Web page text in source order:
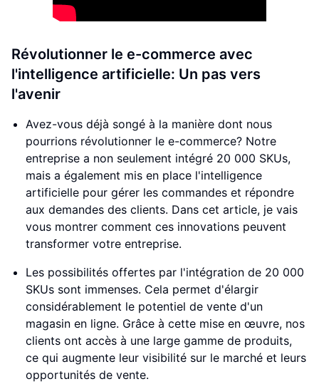
Révolutionner le e-commerce avec
l'intelligence artificielle: Un pas vers
l'avenir
Avez-vous déjà songé à la manière dont nous
pourrions révolutionner le e-commerce? Notre
entreprise a non seulement intégré 20 000 SKUs,
mais a également mis en place l'intelligence
artificielle pour gérer les commandes et répondre
aux demandes des clients. Dans cet article, je vais
vous montrer comment ces innovations peuvent
transformer votre entreprise.
Les possibilités offertes par l'intégration de 20 000
SKUs sont immenses. Cela permet d'élargir
considérablement le potentiel de vente d'un
magasin en ligne. Grâce à cette mise en œuvre, nos
clients ont accès à une large gamme de produits,
ce qui augmente leur visibilité sur le marché et leurs
opportunités de vente.